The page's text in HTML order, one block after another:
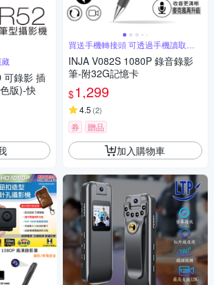
可錄影 插
版)-快
買送手機轉接頭 可透過手機讀取資
料
INJA V082S 1080P 錄音錄影
筆-附32G記憶卡
$1,299
4.5 (2)
券 贈品
加入購物車